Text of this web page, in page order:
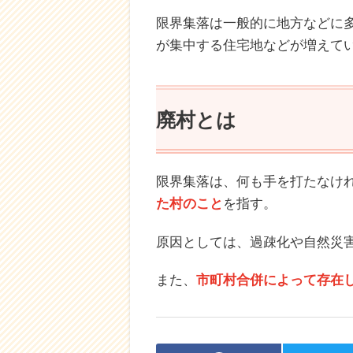
限界集落は一般的に地方などに
が集中する住宅地などが増えて
廃村とは
限界集落は、何も手を打たなけ
た村のこと を指す。
原因としては、過疎化や自然災
また、 市町村合併によって存在